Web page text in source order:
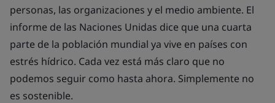
personas, las organizaciones y el medio ambiente. El
informe de las Naciones Unidas dice que una cuarta
parte de la población mundial ya vive en países con
estrés hídrico. Cada vez está más claro que no
podemos seguir como hasta ahora. Simplemente no
es sostenible.